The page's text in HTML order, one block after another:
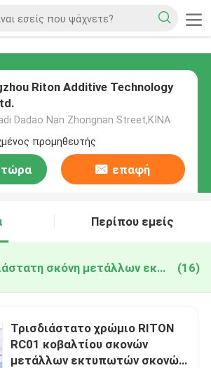
Riton Additive Technology
Dadao Nan Zhongnan Street,ΚΙΝΑ
προμηθευτής
επαφή
Περίπου εμείς
ΚΙΝΑ τρισδιάστατη σκόνη μετάλλων εκτυπωτών (16)
Τρισδιάστατο χρώμιο RITON
RC01 κοβαλτίου σκονών
μετάλλων εκτυπωτών σκονών